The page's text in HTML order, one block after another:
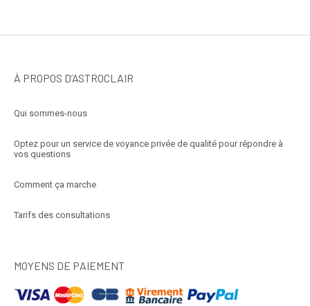
À PROPOS D’ASTROCLAIR
Qui sommes-nous
Optez pour un service de voyance privée de qualité pour répondre à
vos questions
Comment ça marche
Tarifs des consultations
MOYENS DE PAIEMENT